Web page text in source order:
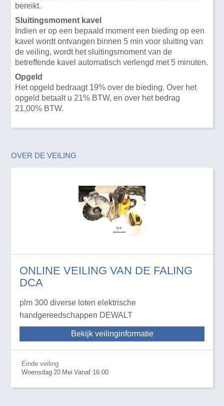
bereikt.
Sluitingsmoment kavel
Indien er op een bepaald moment een bieding op een
kavel wordt ontvangen binnen 5 min voor sluiting van
de veiling, wordt het sluitingsmoment van de
betreffende kavel automatisch verlengd met 5 minuten.
Opgeld
Het opgeld bedraagt 19% over de bieding. Over het
opgeld betaalt u 21% BTW, en over het bedrag
21,00% BTW.
OVER DE VEILING
ONLINE VEILING VAN DE FALING
DCA
plm 300 diverse loten elektrische
handgereedschappen DEWALT
Bekijk veilinginformatie
Einde veiling
Woensdag 20 Mei Vanaf 16:00